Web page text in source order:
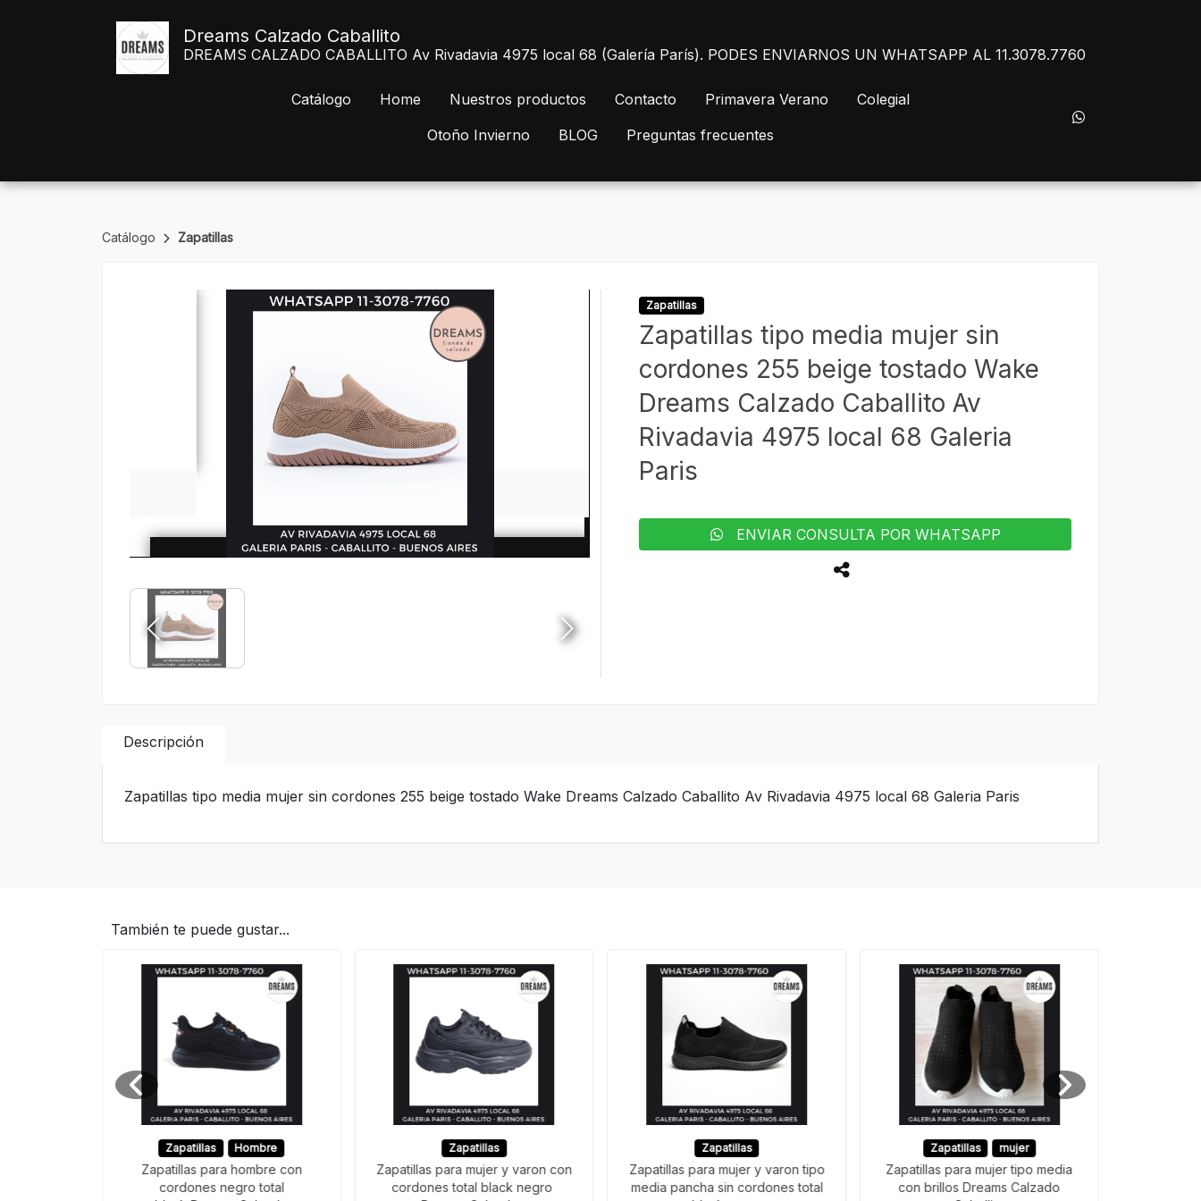
Dreams Calzado Caballito
DREAMS CALZADO CABALLITO Av Rivadavia 4975 local 68 (Galería París). PODES ENVIARNOS UN WHATSAPP AL 11.3078.7760
Catálogo Home Nuestros productos Contacto Primavera Verano
Colegial
Otoño Invierno
BLOG Preguntas frecuentes
Catálogo Zapatillas
Zapatillas
Zapatillas tipo media mujer sin
cordones 255 beige tostado Wake
Dreams Calzado Caballito Av
Rivadavia 4975 local 68 Galeria
Paris
ENVIAR CONSULTA POR WHATSAPP
Descripción
Zapatillas tipo media mujer sin cordones 255 beige tostado Wake Dreams Calzado Caballito Av Rivadavia 4975 local 68 Galeria Paris
También te puede gustar...
Zapatillas Hombre
Zapatillas para hombre con
cordones negro total
Zapatillas
Zapatillas para mujer y varon con
cordones total black negro
Zapatillas
Zapatillas para mujer y varon tipo
media pancha sin cordones total
Zapatillas mujer
Zapatillas para mujer tipo media
con brillos Dreams Calzado